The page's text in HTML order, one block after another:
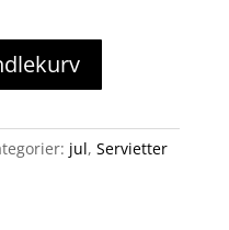
jul, Servietter